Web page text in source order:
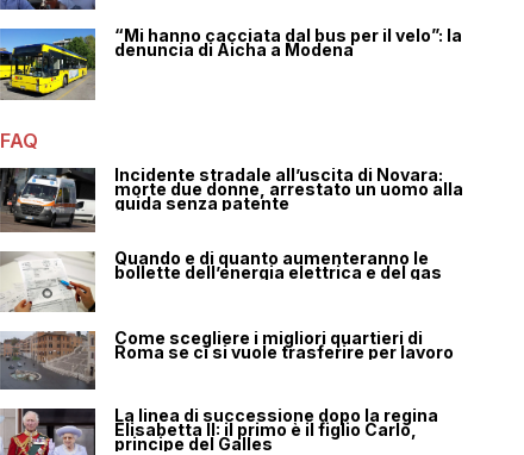
“Mi hanno cacciata dal bus per il velo”: la
denuncia di Aicha a Modena
FAQ
Incidente stradale all’uscita di Novara:
morte due donne, arrestato un uomo alla
guida senza patente
Quando e di quanto aumenteranno le
bollette dell’energia elettrica e del gas
Come scegliere i migliori quartieri di
Roma se ci si vuole trasferire per lavoro
La linea di successione dopo la regina
Elisabetta II: il primo è il figlio Carlo,
principe del Galles